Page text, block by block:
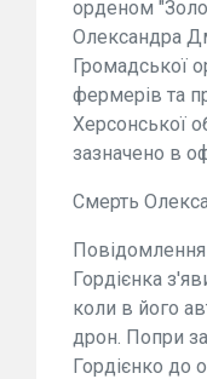
орденом
Олександра
Громадської
фермерів та
Херсонської
зазначено в
Смерть
Гордієнка
коли в його
дрон. Попри
Гордієнко до